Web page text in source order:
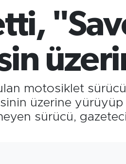
motosiklet
üzerine
sürücü,